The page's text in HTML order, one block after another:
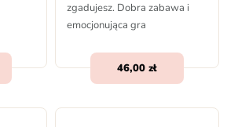
zgadujesz. Dobra zabawa i
emocjonująca gra
46,00